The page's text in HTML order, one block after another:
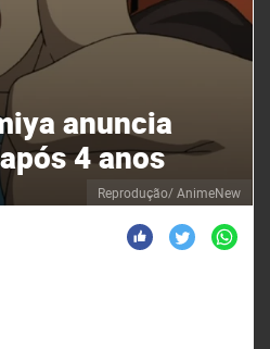
Reprodução/ AnimeNew
anuncia
4 anos